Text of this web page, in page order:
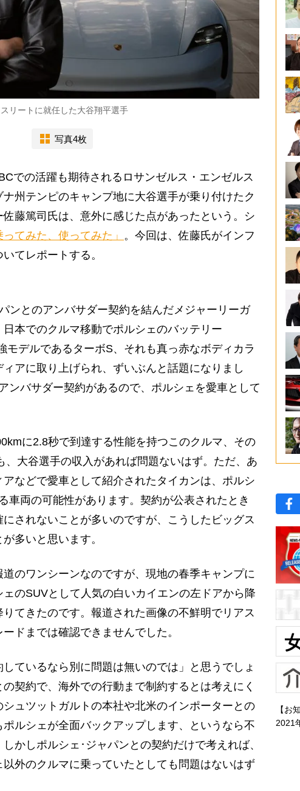
リートに就任した大谷翔平選手
写真4枚
での活躍も期待されるロサンゼルス・エンゼルス
州テンピのキャンプ地に大谷選手が乗り付けたク
藤篤司氏は、意外に感じた点があったという。シ
てみた、使ってみた」 。今回は、佐藤氏がインフ
てレポートする。
ンとのアンバサダー契約を結んだメジャーリーガ
本でのクルマ移動でポルシェのバッテリー
モデルであるターボS、それも真っ赤なボディカラ
アに取り上げられ、ずいぶんと話題になりまし
ンバサダー契約があるので、ポルシェを愛車として
に2.8秒で到達する性能を持つこのクルマ、その
、大谷選手の収入があれば問題ないはず。ただ、あ
などで愛車として紹介されたタイカンは、ポルシ
車両の可能性があります。契約が公表されたとき
されないことが多いのですが、こうしたビッグス
多いと思います。
のワンシーンなのですが、現地の春季キャンプに
のSUVとして人気の白いカイエンの左ドアから降
てきたのです。報道された画像の不鮮明でリアス
ドまでは確認できませんでした。
ているなら別に問題は無いのでは」と思うでしょ
契約で、海外での行動まで制約するとは考えにく
ュツットガルトの本社や北米のインポーターとの
ルシェが全面バックアップします、というなら不
かしポルシェ･ジャパンとの契約だけで考えれば、
外のクルマに乗っていたとしても問題はないはず
【お
2021